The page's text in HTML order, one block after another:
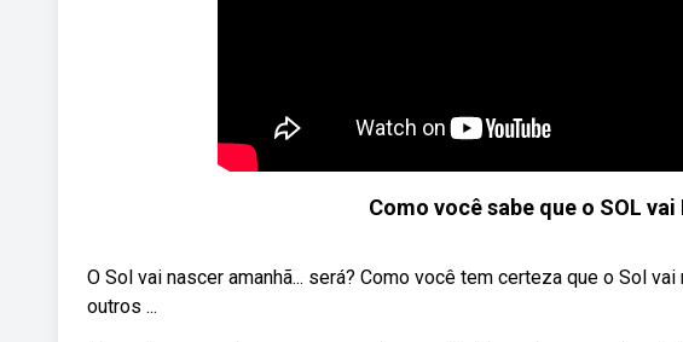
Como você sabe que o SOL vai
O Sol vai nascer amanhã... será? Como você tem certeza que o Sol
outros ...